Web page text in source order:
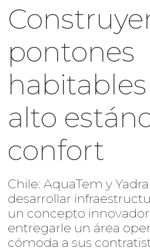
pontones
alto
confort
Chile: AquaTem y
desarrollar
un concepto
entregarle un área
cómoda a sus